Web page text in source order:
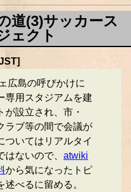
道(3)サッカース
ェクト
広島の呼びかけに
専用スタジアムを建
設立され、市・
ラブ等の間で会議が
ついてはリアルタイ
ないので、 atwiki
から気になったトピ
べるに留める。